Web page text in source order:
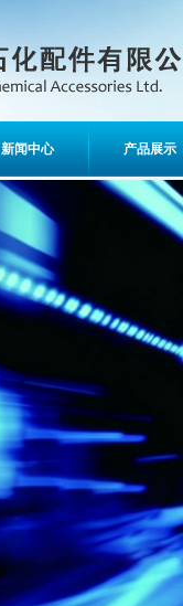
新闻中心 产品展示